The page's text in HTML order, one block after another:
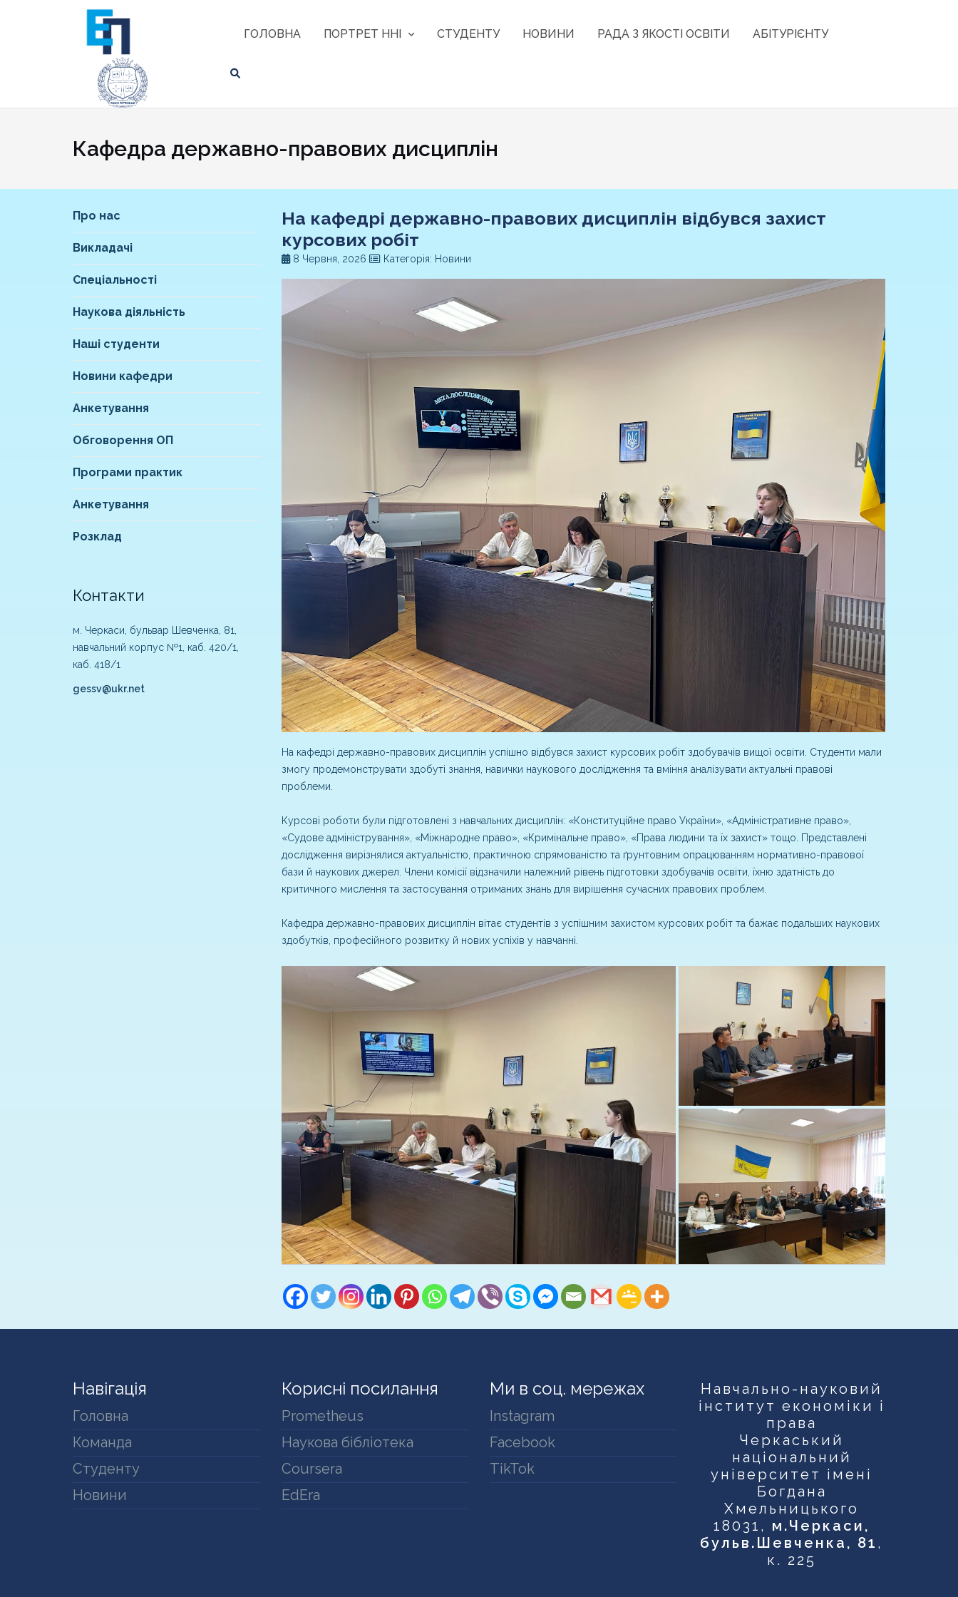
ГОЛОВНА ПОРТРЕТ ННІ СТУДЕНТУ НОВИНИ РАДА З ЯКОСТІ ОСВІТИ АБІТУРІЄНТУ
Кафедра державно-правових дисциплін
Про нас
Викладачі
Спеціальності
Наукова діяльність
Наші студенти
Новини кафедри
Анкетування
Обговорення ОП
Програми практик
Анкетування
Розклад
Контакти
м. Черкаси, бульвар Шевченка, 81,
навчальний корпус №1, каб. 420/1,
каб. 418/1
gessv@ukr.net
На кафедрі державно-правових дисциплін відбувся захист
курсових робіт
8 Червня, 2026 Категорія: Новини
На кафедрі державно-правових дисциплін успішно відбувся захист курсових робіт здобувачів вищої освіти. Студенти мали
змогу продемонструвати здобуті знання, навички наукового дослідження та вміння аналізувати актуальні правові
проблеми.
Курсові роботи були підготовлені з навчальних дисциплін: «Конституційне право України», «Адміністративне право»,
«Судове адміністрування», «Міжнародне право», «Кримінальне право», «Права людини та їх захист» тощо. Представлені
дослідження вирізнялися актуальністю, практичною спрямованістю та ґрунтовним опрацюванням нормативно-правової
бази й наукових джерел. Члени комісії відзначили належний рівень підготовки здобувачів освіти, їхню здатність до
критичного мислення та застосування отриманих знань для вирішення сучасних правових проблем.
Кафедра державно-правових дисциплін вітає студентів з успішним захистом курсових робіт та бажає подальших наукових
здобутків, професійного розвитку й нових успіхів у навчанні.
Навігація
Головна
Команда
Студенту
Новини
Корисні посилання
Prometheus
Наукова бібліотека
Coursera
EdEra
Ми в соц. мережах
Instagram
Facebook
TikTok
Навчально-науковий
інститут економіки і
права
Черкаський
національний
університет імені
Богдана
Хмельницького
18031, м.Черкаси,
бульв.Шевченка, 81 ,
к. 225